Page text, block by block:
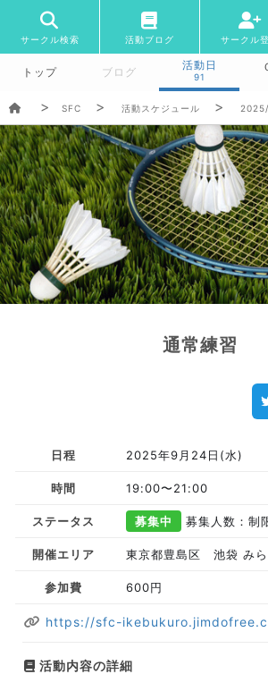
サークル検索 活動ブログ サークル
トップ ブログ
活動日
91
SFC 活動スケジュール
通常練習
日程 2025年9月24日(水)
時間 19:00〜21:00
ステータス 募集中 募集人数：制
開催エリア 東京都豊島区 池袋 みら
参加費 600円
https://sfc-
活動内容の詳細